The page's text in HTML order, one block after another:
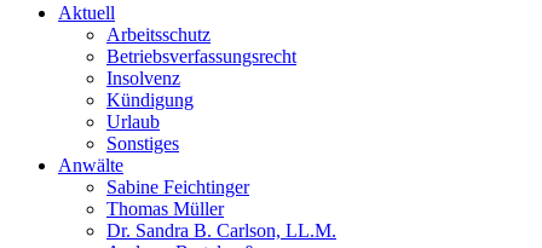
Aktuell
Arbeitsschutz
Betriebsverfassungsrecht
Insolvenz
Kündigung
Urlaub
Sonstiges
Anwälte
Sabine Feichtinger
Thomas Müller
Dr. Sandra B. Carlson, LL.M.